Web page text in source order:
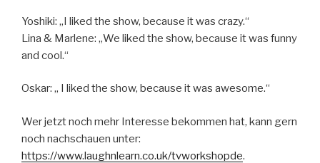
Yoshiki: „I liked the show, because it was crazy.“
Lina & Marlene: „We liked the show, because it was funny
and cool.“
Oskar: „ I liked the show, because it was awesome.“
Wer jetzt noch mehr Interesse bekommen hat, kann gern
noch nachschauen unter:
https://www.laughnlearn.co.uk/tvworkshopde.